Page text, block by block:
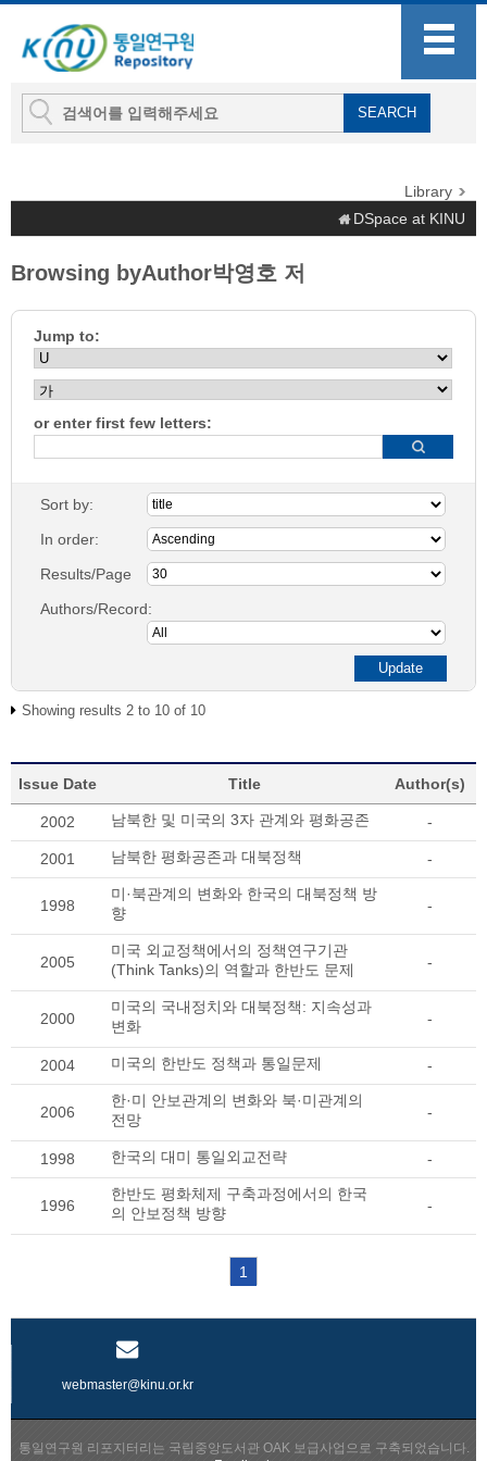
Library
DSpace at KINU
Browsing byAuthor박영호 저
Jump to:
or enter first few letters:
Sort by:
In order:
Results/Page
Authors/Record:
Showing results 2 to 10 of 10
Issue Date Title Author(s)
2002 남북한 및 미국의 3자 관계와 평화공존 -
2001 남북한 평화공존과 대북정책 -
1998
미·북관계의 변화와 한국의 대북정책 방
향
-
2005
미국 외교정책에서의 정책연구기관
(Think Tanks)의 역할과 한반도 문제
-
2000
미국의 국내정치와 대북정책: 지속성과
변화
-
2004 미국의 한반도 정책과 통일문제 -
2006
한·미 안보관계의 변화와 북·미관계의
전망
-
1998 한국의 대미 통일외교전략 -
1996
한반도 평화체제 구축과정에서의 한국
의 안보정책 방향
-
1
webmaster@kinu.or.kr
통일연구원 리포지터리는 국립중앙도서관 OAK 보급사업으로 구축되었습니다.